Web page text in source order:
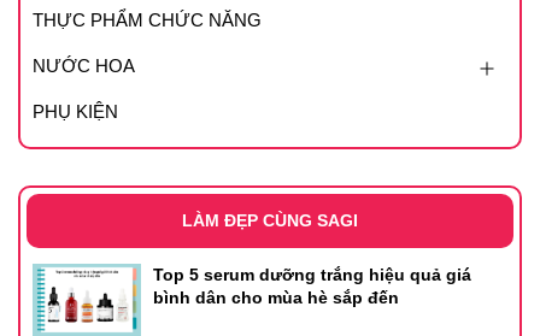
THỰC PHẨM CHỨC NĂNG
NƯỚC HOA
PHỤ KIỆN
LÀM ĐẸP CÙNG SAGI
Top 5 serum dưỡng trắng hiệu quả giá
bình dân cho mùa hè sắp đến